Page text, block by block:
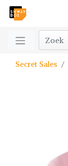
Secret Sales